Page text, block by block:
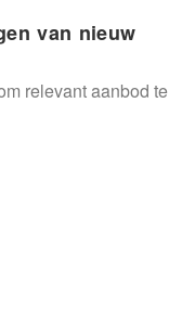
van nieuw
relevant aanbod te